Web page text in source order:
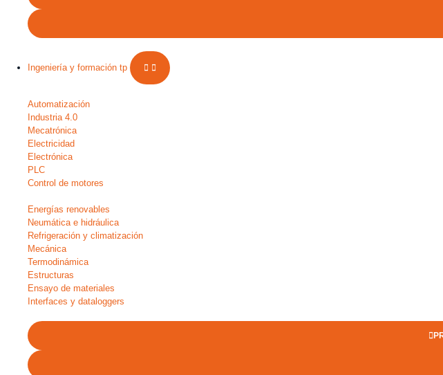
Ingeniería y formación tp
Automatización
Industria 4.0
Mecatrónica
Electricidad
Electrónica
PLC
Control de motores
Energías renovables
Neumática e hidráulica
Refrigeración y climatización
Mecánica
Termodinámica
Estructuras
Ensayo de materiales
Interfaces y dataloggers